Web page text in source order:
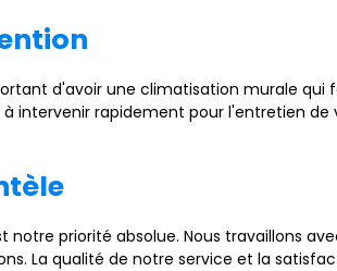
d'avoir une climatisation murale
intervenir rapidement pour l'entretien
notre priorité absolue. Nous travaillons
La qualité de notre service et la